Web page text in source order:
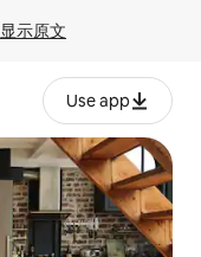
显示原文
Use app